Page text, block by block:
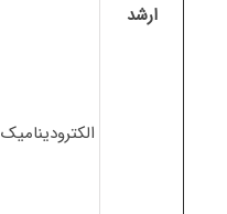
ارشد
الکترودینامیک